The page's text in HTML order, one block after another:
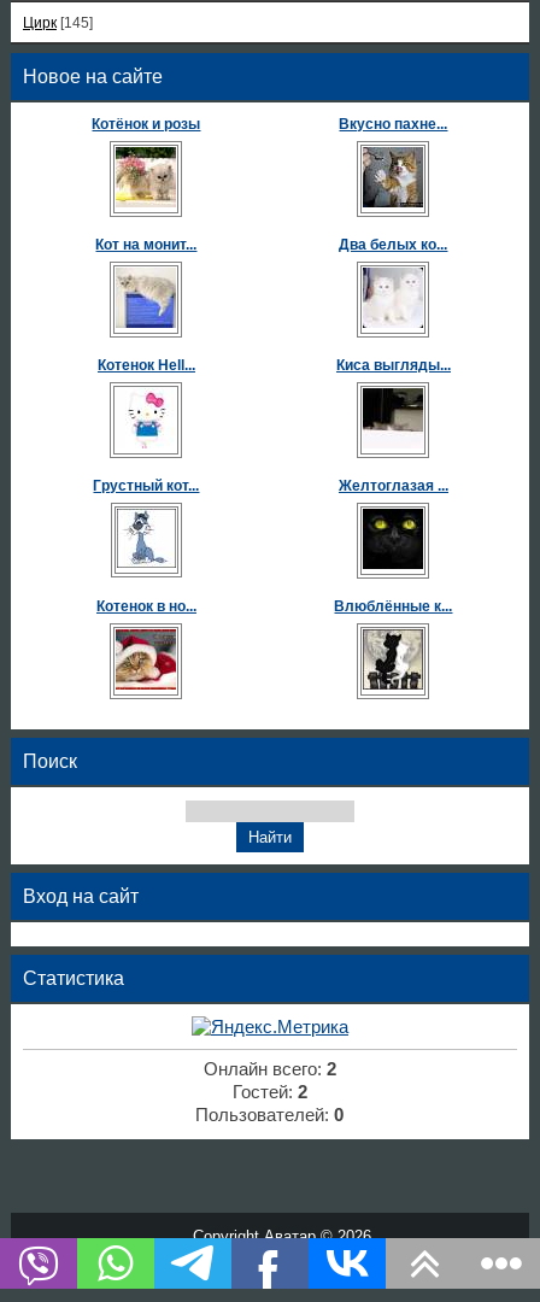
Цирк [145]
Новое на сайте
Котёнок и розы Вкусно пахне...
Кот на монит... Два белых ко...
Котенок Hell... Киса выгляды...
Грустный кот... Желтоглазая ...
Котенок в но... Влюблённые к...
Поиск
Вход на сайт
Статистика
Онлайн всего: 2
Гостей: 2
Пользователей:0
Copyright Аватар © 2026
Хостинг от
uCoz